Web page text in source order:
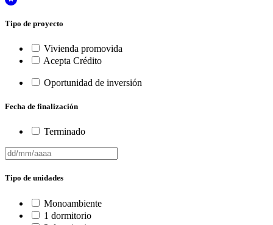
Tipo de proyecto
Vivienda promovida
Acepta Crédito
Oportunidad de inversión
Fecha de finalización
Terminado
Tipo de unidades
Monoambiente
1 dormitorio